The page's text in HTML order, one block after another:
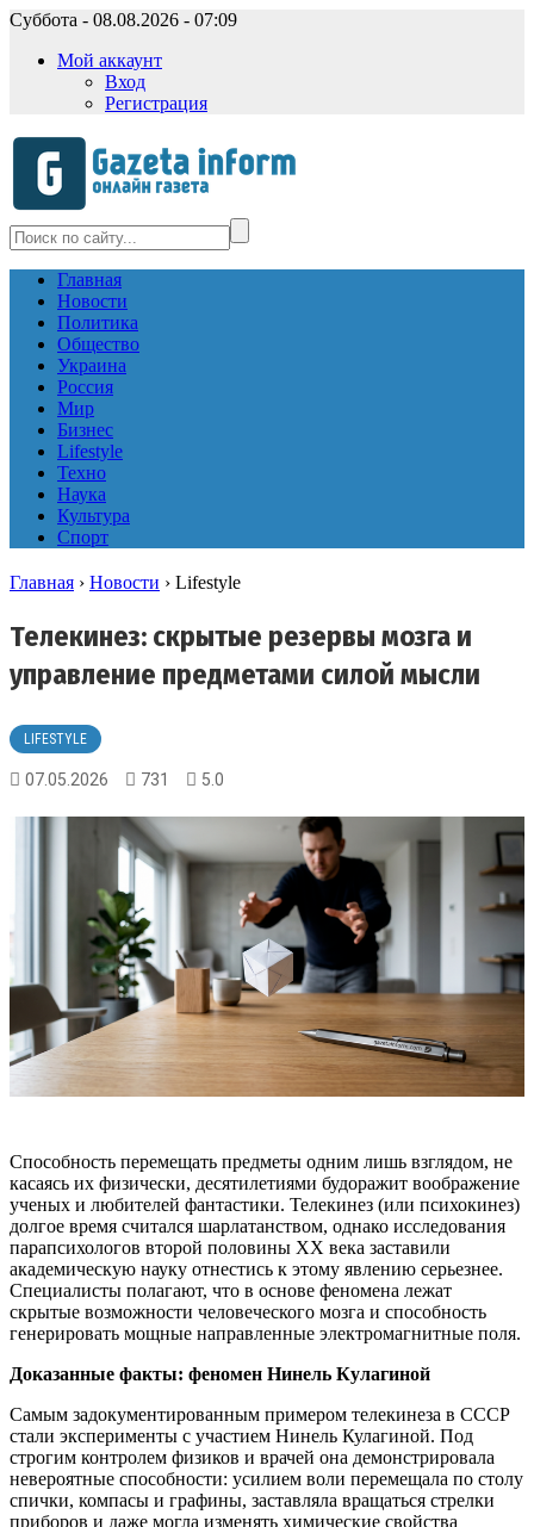
Суббота - 08.08.2026 - 07:09
Мой аккаунт
Вход
Регистрация
Главная
Новости
Политика
Общество
Украина
Россия
Мир
Бизнес
Lifestyle
Техно
Наука
Культура
Спорт
Главная › Новости › Lifestyle
Телекинез: скрытые резервы мозга и
управление предметами силой мысли
LIFESTYLE
07.05.2026 731 5.0
Способность перемещать предметы одним лишь взглядом, не
касаясь их физически, десятилетиями будоражит воображение
ученых и любителей фантастики. Телекинез (или психокинез)
долгое время считался шарлатанством, однако исследования
парапсихологов второй половины ХХ века заставили
академическую науку отнестись к этому явлению серьезнее.
Специалисты полагают, что в основе феномена лежат
скрытые возможности человеческого мозга и способность
генерировать мощные направленные электромагнитные поля.
Доказанные факты: феномен Нинель Кулагиной
Самым задокументированным примером телекинеза в СССР
стали эксперименты с участием Нинель Кулагиной. Под
строгим контролем физиков и врачей она демонстрировала
невероятные способности: усилием воли перемещала по столу
спички, компасы и графины, заставляла вращаться стрелки
приборов и даже могла изменять химические свойства